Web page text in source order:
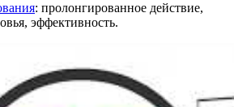
: пролонгированное действие,
эффективность.